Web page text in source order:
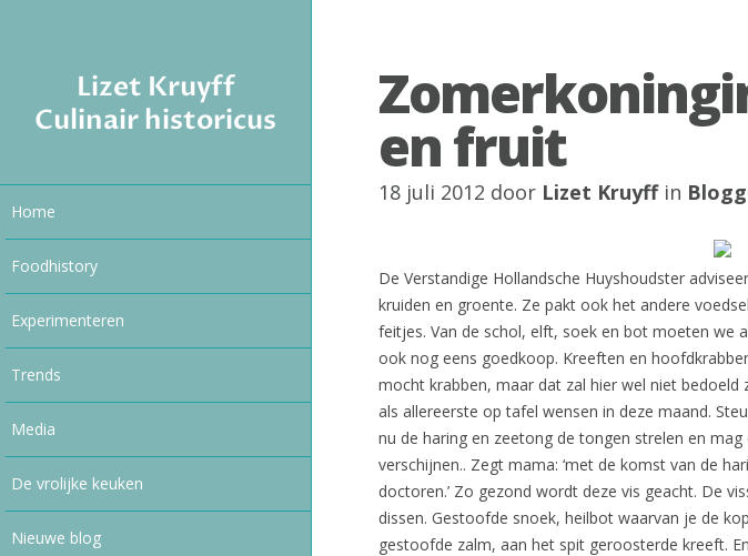
Lizet Kruyff
Culinair historicus
Home
Foodhistory
Experimenteren
Trends
Media
De vrolijke keuken
Nieuwe blog
en fruit
18 juli 2012 door Lizet Kruyffin
De Verstandige Hollandsche Huyshoudster
kruiden en groente. Ze pakt ook het andere
feitjes. Van de schol, elft, soek en bot moeten we
ook nog eens goedkoop. Kreeften en
mocht krabben, maar dat zal hier wel niet
als allereerste op tafel wensen in deze maand.
nu de haring en zeetong de tongen strelen en
verschijnen.. Zegt mama: ‘met de komst van de
doctoren.’ Zo gezond wordt deze vis geacht. De
dissen. Gestoofde snoek, heilbot waarvan je de
gestoofde zalm, aan het spit geroosterde kreeft.